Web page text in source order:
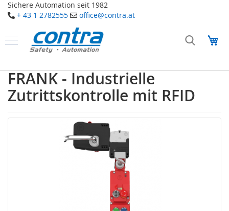
Sichere Automation seit 1982
+ 43 1 2782555
office@contra.at
zum
InhaltProdukte
S
a
f
e
FRANK - Industrielle
Zutrittskontrolle mit RFID